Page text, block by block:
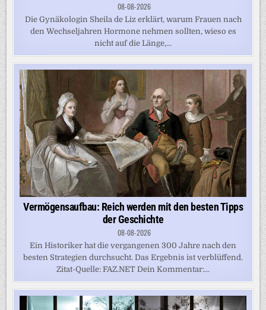
08-08-2026
Die Gynäkologin Sheila de Liz erklärt, warum Frauen nach
den Wechseljahren Hormone nehmen sollten, wieso es
nicht auf die Länge,...
Vermögensaufbau: Reich werden mit den besten Tipps
der Geschichte
08-08-2026
Ein Historiker hat die vergangenen 300 Jahre nach den
besten Strategien durchsucht. Das Ergebnis ist verblüffend.
Zitat-Quelle: FAZ.NET Dein Kommentar:...